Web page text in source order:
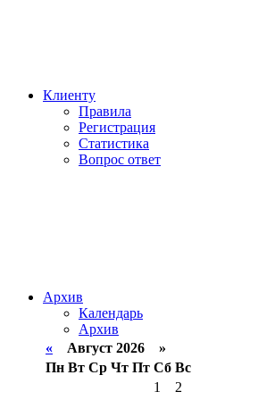
Клиенту
Правила
Регистрация
Статистика
Вопрос ответ
Архив
Календарь
Архив
« Август 2026 »
Пн Вт Ср Чт Пт Сб Вс
1
2